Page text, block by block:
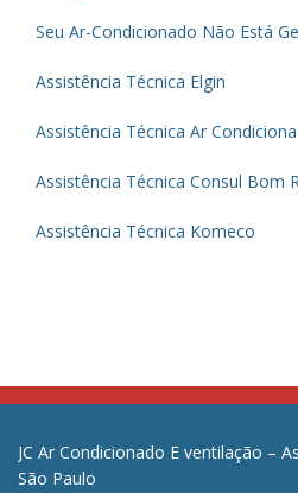
Seu Ar-Condicionado Não Está
Assistência Técnica Elgin
Assistência Técnica Ar
Assistência Técnica Consul Bom
Assistência Técnica Komeco
JC Ar Condicionado E ventilação –
São Paulo